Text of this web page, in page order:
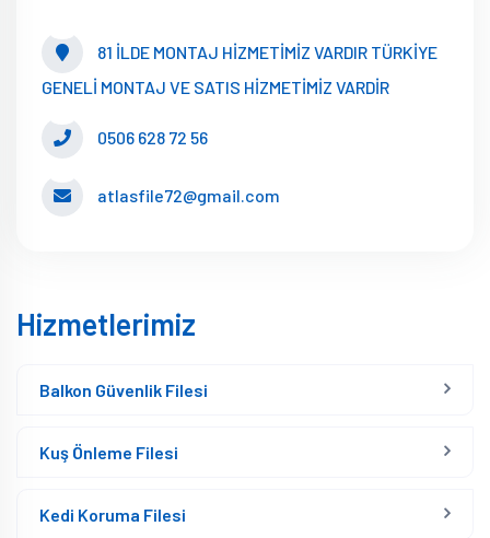
81 İLDE MONTAJ HİZMETİMİZ VARDIR TÜRKİYE
GENELİ MONTAJ VE SATIS HİZMETİMİZ VARDİR
0506 628 72 56
atlasfile72@gmail.com
Hizmetlerimiz
Balkon Güvenlik Filesi
Kuş Önleme Filesi
Kedi Koruma Filesi